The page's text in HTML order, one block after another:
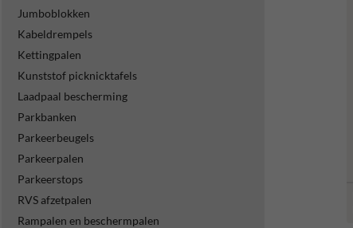
Jumboblokken
Kabeldrempels
Kettingpalen
Kunststof picknicktafels
Laadpaal bescherming
Parkbanken
Parkeerbeugels
Parkeerpalen
Parkeerstops
RVS afzetpalen
Rampalen en beschermpalen